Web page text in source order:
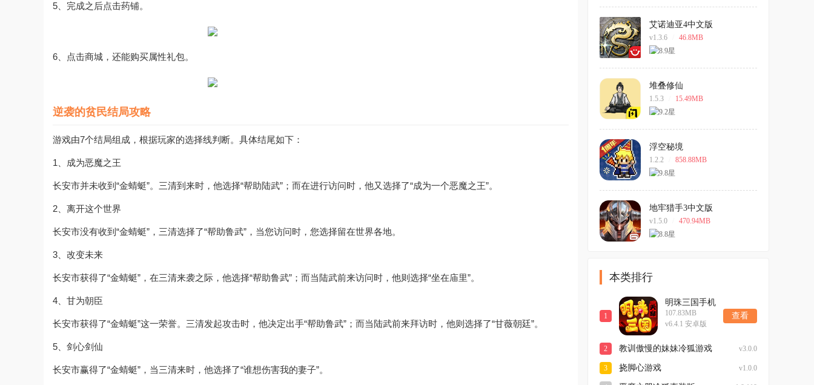
5、完成之后点击药铺。
6、点击商城，还能购买属性礼包。
逆袭的贫民结局攻略
游戏由7个结局组成，根据玩家的选择线判断。具体结尾如下：
1、成为恶魔之王
长安市并未收到“金蜻蜓”。三清到来时，他选择“帮助陆武”；而在进行访问时，他又选择了“成为一个恶魔之王”。
2、离开这个世界
长安市没有收到“金蜻蜓”，三清选择了“帮助鲁武”，当您访问时，您选择留在世界各地。
3、改变未来
长安市获得了“金蜻蜓”，在三清来袭之际，他选择“帮助鲁武”；而当陆武前来访问时，他则选择“坐在庙里”。
4、甘为朝臣
长安市获得了“金蜻蜓”这一荣誉。三清发起攻击时，他决定出手“帮助鲁武”；而当陆武前来拜访时，他则选择了“甘薇朝廷”。
5、剑心剑仙
长安市赢得了“金蜻蜓”，当三清来时，他选择了“谁想伤害我的妻子”。
艾诺迪亚4中文版
v1.3.6 46.8MB
堆叠修仙
1.5.3 15.49MB
浮空秘境
1.2.2 858.88MB
地牢猎手3中文版
v1.5.0 470.94MB
本类排行
1
明珠三国手机
版
107.83MB
v6.4.1 安卓版
查看
2 教训傲慢的妹妹冷狐游戏 v3.0.0
3 挠脚心游戏 v1.0.0